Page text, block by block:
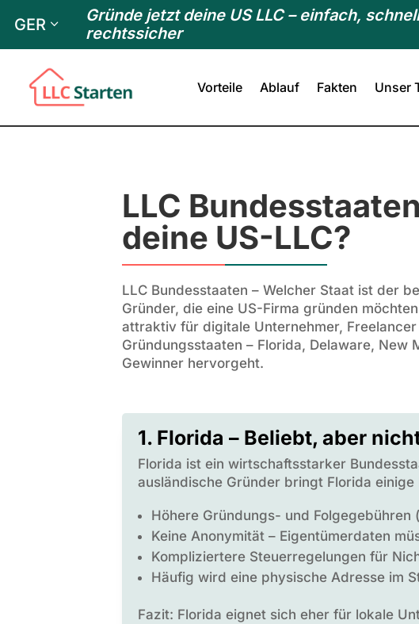
GER
Gründe jetzt deine US LLC – einfach,
rechtssicher
Vorteile Ablauf Fakten Unser
LLC
deine US-LLC?
LLC Bundesstaaten – Welcher Staat ist der
Gründer, die eine US-Firma gründen
attraktiv für digitale Unternehmer,
Gründungsstaaten – Florida, Delaware,
Gewinner hervorgeht.
1. Florida – Beliebt, aber
Florida ist ein wirtschaftsstarker
ausländische Gründer bringt Florida
Höhere Gründungs- und Folgegebühren
Keine Anonymität – Eigentümerdaten
Kompliziertere Steuerregelungen für
Häufig wird eine physische Adresse im
Fazit: Florida eignet sich eher für lokale